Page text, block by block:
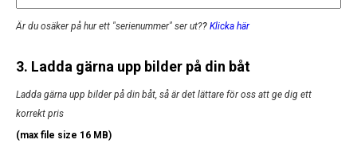
Är du osäker på hur ett "serienummer" ser ut?? Klicka här
3. Ladda gärna upp bilder på din båt
Ladda gärna upp bilder på din båt, så är det lättare för oss att ge dig ett
korrekt pris
(max file size 16 MB)